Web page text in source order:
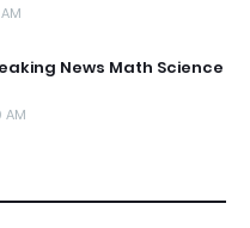
News Math Science
AM